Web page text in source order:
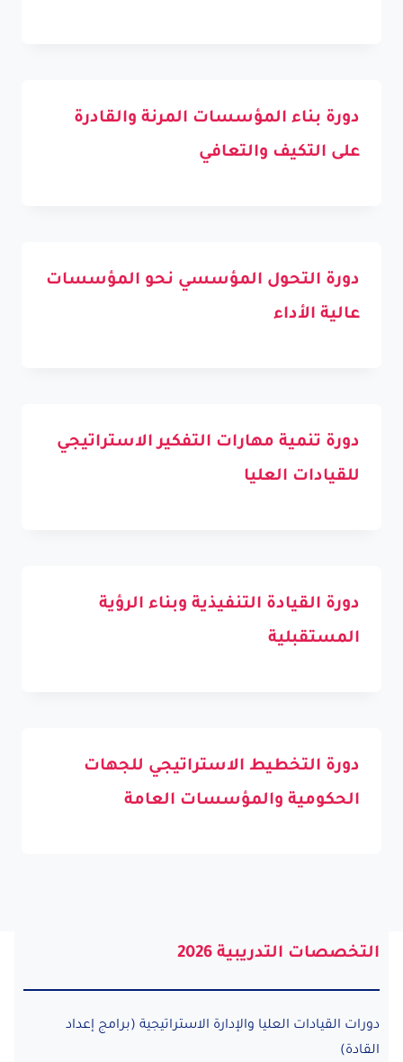
دورة بناء المؤسسات المرنة والقادرة
على التكيف والتعافي
دورة التحول المؤسسي نحو المؤسسات
عالية الأداء
دورة تنمية مهارات التفكير الاستراتيجي
للقيادات العليا
دورة القيادة التنفيذية وبناء الرؤية
المستقبلية
دورة التخطيط الاستراتيجي للجهات
الحكومية والمؤسسات العامة
التخصصات التدريبية 2026
دورات القيادات العليا والإدارة الاستراتيجية (برامج إعداد
القادة)